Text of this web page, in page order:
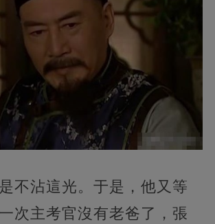
不沾這光。于是，他又等
次主考官沒有老爸了，張